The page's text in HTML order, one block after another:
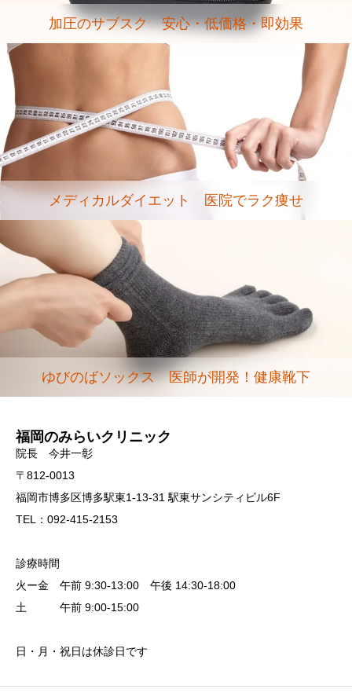
加圧のサブスク 安心・低価格・即効果
メディカルダイエット 医院でラク痩せ
ゆびのばソックス 医師が開発！健康靴下
福岡のみらいクリニック
院長 今井一彰
〒812-0013
福岡市博多区博多駅東1-13-31 駅東サンシティビル6F
TEL：092-415-2153
診療時間
火ー金 午前 9:30-13:00 午後 14:30-18:00
土 午前 9:00-15:00
日・月・祝日は休診日です